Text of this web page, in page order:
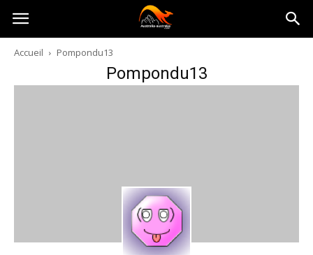
Australia-
australie.com
Accueil Pompondu13
Pompondu13